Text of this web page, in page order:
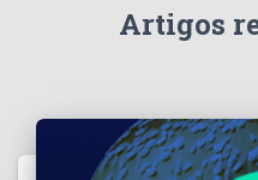
Artigos